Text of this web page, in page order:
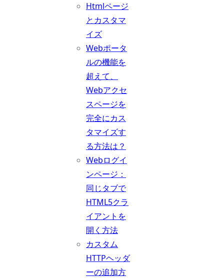
Htmlページ
とカスタマ
イズ
Webポータ
ルの機能を
超えて、
Webアクセ
スページを
完全にカス
タマイズす
る方法は？
Webログイ
ンページ：
同じタブで
HTML5クラ
イアントを
開く方法
カスタム
HTTPヘッダ
ーの追加方